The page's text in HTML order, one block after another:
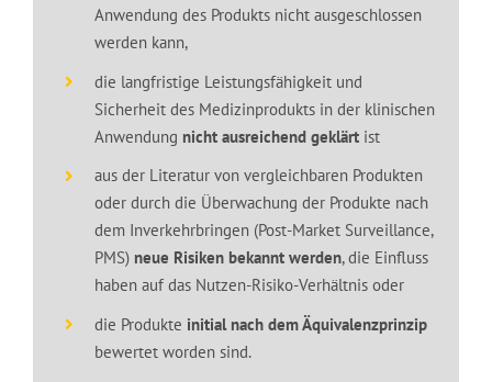
Anwendung des Produkts nicht ausgeschlossen
werden kann,
die langfristige Leistungsfähigkeit und
Sicherheit des Medizinprodukts in der klinischen
Anwendung nicht ausreichend geklärtist
aus der Literatur von vergleichbaren Produkten
oder durch die Überwachung der Produkte nach
dem Inverkehrbringen (Post-Market Surveillance,
PMS) neue Risiken bekannt werden, die Einfluss
haben auf das Nutzen-Risiko-Verhältnis oder
die Produkte initial nach dem Äquivalenzprinzip
bewertet worden sind.